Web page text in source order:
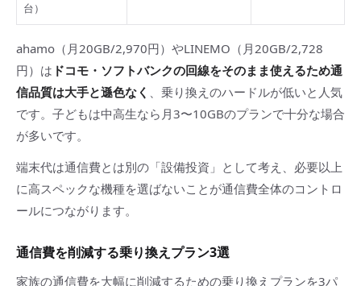
台）
ahamo（月20GB/2,970円）やLINEMO（月20GB/2,728
円）は ドコモ・ソフトバンクの回線をそのまま使えるため通
信品質は大手と遜色なく 、乗り換えのハードルが低いと人気
です。子どもは中高生なら月3〜10GBのプランで十分な場合
が多いです。
端末代は通信費とは別の「設備投資」として考え、必要以上
に高スペックな機種を選ばないことが通信費全体のコントロ
ールにつながります。
通信費を削減する乗り換えプラン3選
家族の通信費を大幅に削減するための乗り換えプランを3パ